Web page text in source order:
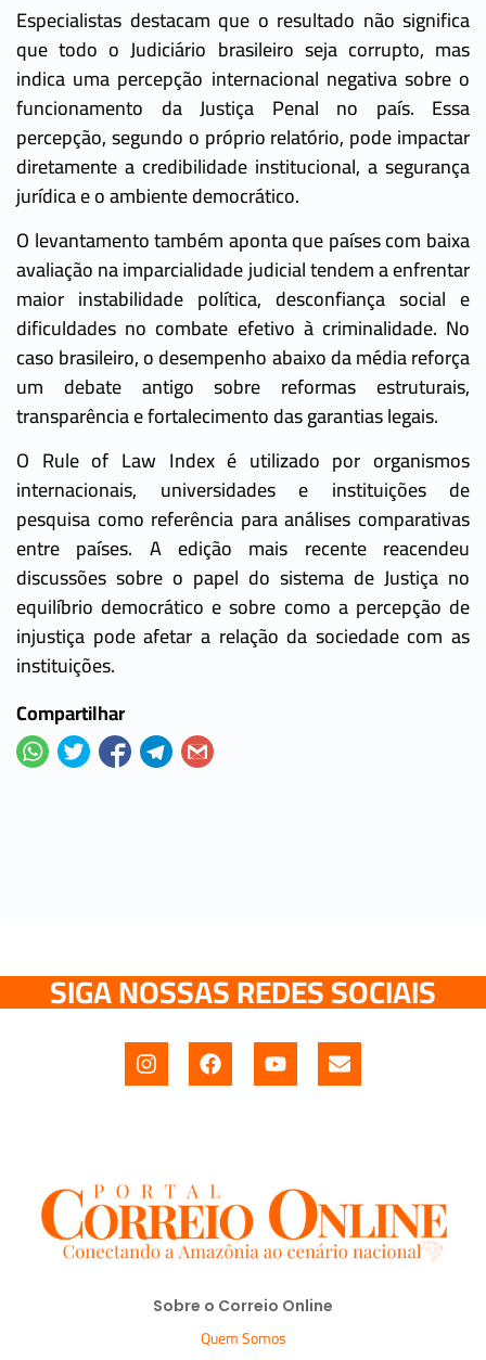
Especialistas destacam que o resultado não significa
que todo o Judiciário brasileiro seja corrupto, mas
indica uma percepção internacional negativa sobre o
funcionamento da Justiça Penal no país. Essa
percepção, segundo o próprio relatório, pode impactar
diretamente a credibilidade institucional, a segurança
jurídica e o ambiente democrático.
O levantamento também aponta que países com baixa
avaliação na imparcialidade judicial tendem a enfrentar
maior instabilidade política, desconfiança social e
dificuldades no combate efetivo à criminalidade. No
caso brasileiro, o desempenho abaixo da média reforça
um debate antigo sobre reformas estruturais,
transparência e fortalecimento das garantias legais.
O Rule of Law Index é utilizado por organismos
internacionais, universidades e instituições de
pesquisa como referência para análises comparativas
entre países. A edição mais recente reacendeu
discussões sobre o papel do sistema de Justiça no
equilíbrio democrático e sobre como a percepção de
injustiça pode afetar a relação da sociedade com as
instituições.
Compartilhar
SIGA NOSSAS REDES SOCIAIS
Sobre o Correio Online
Quem Somos